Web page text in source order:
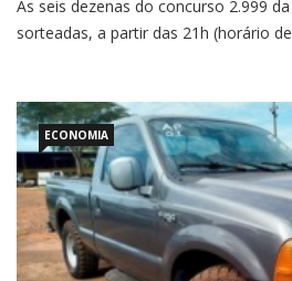
As seis dezenas do concurso 2.999
sorteadas, a partir das 21h (horário
ECONOMIA